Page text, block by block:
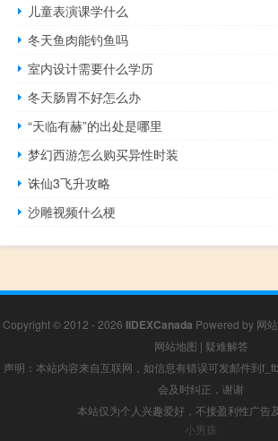
儿童表演课学什么
冬天鱼肉能钓鱼吗
室内设计需要什么学历
冬天肠胃不好怎么办
“天临有赫”的出处是哪里
梦幻西游怎么购买异性时装
诛仙3飞升攻略
沙雕视频什么梗
Copyright © 2012 - 2026 IIDEXCanada Powered by 网
网站地图 | 疑难解答
声明：本站内容来自互联网，如信息有错误可发邮件到
会及时纠正，谢谢
本站仅为个人兴趣爱好，不接盈利性广告
小男孩